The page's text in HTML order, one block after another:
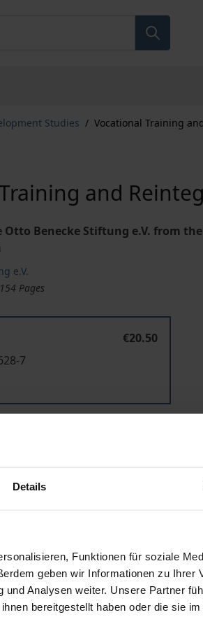
Details
Funktionen für soziale
geben wir Informationen zu Ihrer
Analysen weiter. Unsere Partner
bereitgestellt haben oder die sie
Studies / Vocational Training
and
Benecke Stiftung e.V. from
e.V.
Pages
€20.50
7